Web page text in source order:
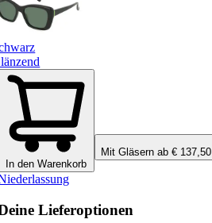
In den Warenkorb
Mit Gläsern ab € 137,50
Lieferoptionen